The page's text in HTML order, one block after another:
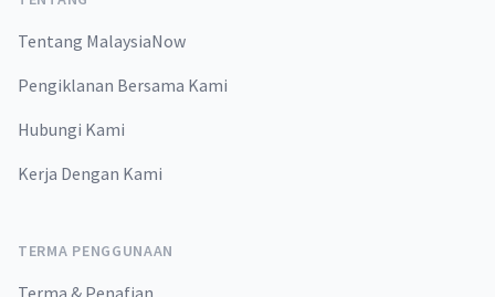
Tentang MalaysiaNow
Pengiklanan Bersama Kami
Hubungi Kami
Kerja Dengan Kami
TERMA PENGGUNAAN
Terma & Penafian